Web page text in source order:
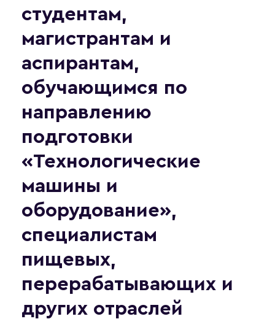
студентам,
магистрантам и
аспирантам,
обучающимся по
направлению
подготовки
«Технологические
машины и
оборудование»,
специалистам
пищевых,
перерабатывающих и
других отраслей